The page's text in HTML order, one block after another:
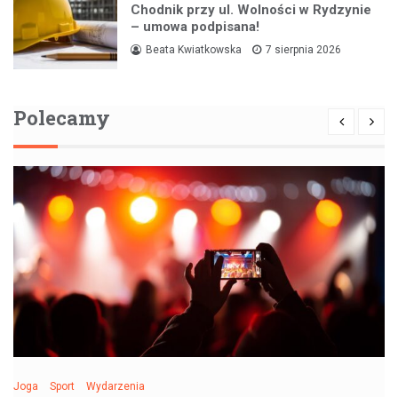
Chodnik przy ul. Wolności w Rydzynie
– umowa podpisana!
Beata Kwiatkowska 7 sierpnia 2026
Polecamy
Joga Sport Wydarzenia